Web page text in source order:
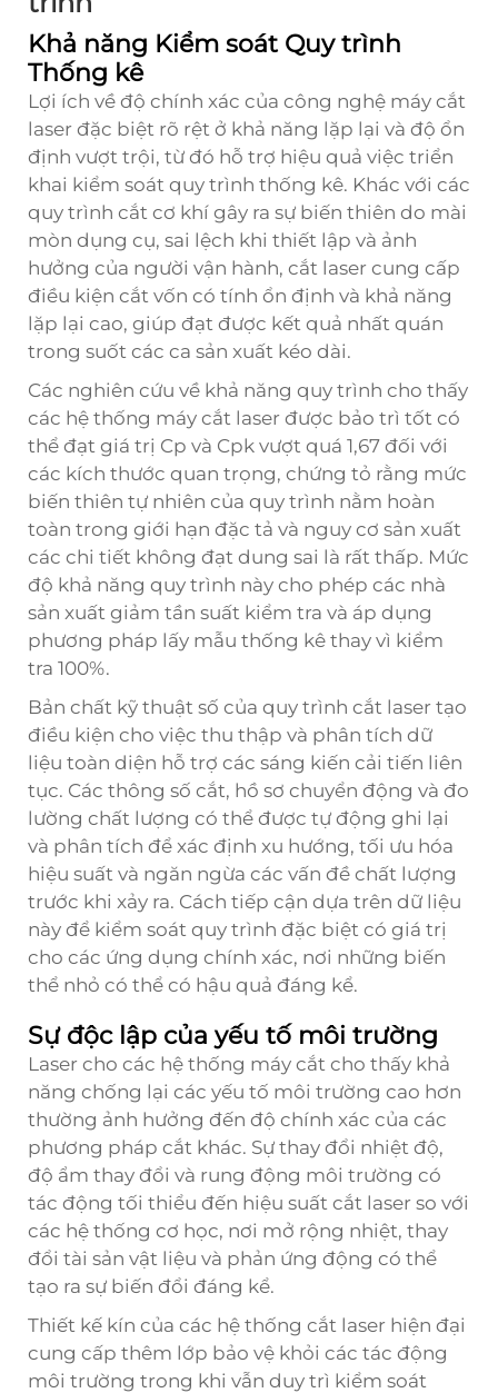
Khả năng Kiểm soát Quy trình
Thống kê
Lợi ích về độ chính xác của công nghệ máy cắt
laser đặc biệt rõ rệt ở khả năng lặp lại và độ ổn
định vượt trội, từ đó hỗ trợ hiệu quả việc triển
khai kiểm soát quy trình thống kê. Khác với các
quy trình cắt cơ khí gây ra sự biến thiên do mài
mòn dụng cụ, sai lệch khi thiết lập và ảnh
hưởng của người vận hành, cắt laser cung cấp
điều kiện cắt vốn có tính ổn định và khả năng
lặp lại cao, giúp đạt được kết quả nhất quán
trong suốt các ca sản xuất kéo dài.
Các nghiên cứu về khả năng quy trình cho thấy
các hệ thống máy cắt laser được bảo trì tốt có
thể đạt giá trị Cp và Cpk vượt quá 1,67 đối với
các kích thước quan trọng, chứng tỏ rằng mức
biến thiên tự nhiên của quy trình nằm hoàn
toàn trong giới hạn đặc tả và nguy cơ sản xuất
các chi tiết không đạt dung sai là rất thấp. Mức
độ khả năng quy trình này cho phép các nhà
sản xuất giảm tần suất kiểm tra và áp dụng
phương pháp lấy mẫu thống kê thay vì kiểm
tra 100%.
Bản chất kỹ thuật số của quy trình cắt laser tạo
điều kiện cho việc thu thập và phân tích dữ
liệu toàn diện hỗ trợ các sáng kiến cải tiến liên
tục. Các thông số cắt, hồ sơ chuyển động và đo
lường chất lượng có thể được tự động ghi lại
và phân tích để xác định xu hướng, tối ưu hóa
hiệu suất và ngăn ngừa các vấn đề chất lượng
trước khi xảy ra. Cách tiếp cận dựa trên dữ liệu
này để kiểm soát quy trình đặc biệt có giá trị
cho các ứng dụng chính xác, nơi những biến
thể nhỏ có thể có hậu quả đáng kể.
Sự độc lập của yếu tố môi trường
Laser cho các hệ thống máy cắt cho thấy khả
năng chống lại các yếu tố môi trường cao hơn
thường ảnh hưởng đến độ chính xác của các
phương pháp cắt khác. Sự thay đổi nhiệt độ,
độ ẩm thay đổi và rung động môi trường có
tác động tối thiểu đến hiệu suất cắt laser so với
các hệ thống cơ học, nơi mở rộng nhiệt, thay
đổi tài sản vật liệu và phản ứng động có thể
tạo ra sự biến đổi đáng kể.
Thiết kế kín của các hệ thống cắt laser hiện đại
cung cấp thêm lớp bảo vệ khỏi các tác động
môi trường trong khi vẫn duy trì kiểm soát